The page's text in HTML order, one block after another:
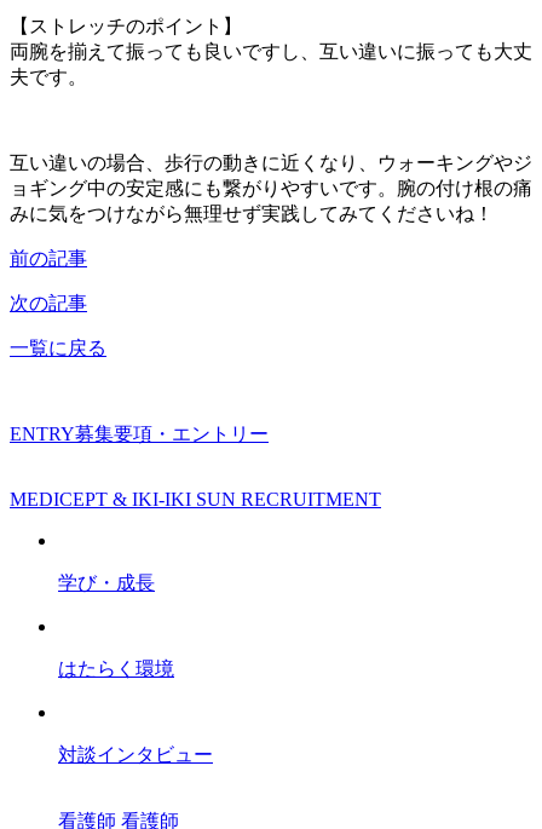
【ストレッチのポイント】
両腕を揃えて振っても良いですし、互い違いに振っても大丈
夫です。
互い違いの場合、歩行の動きに近くなり、ウォーキングやジ
ョギング中の安定感にも繋がりやすいです。腕の付け根の痛
みに気をつけながら無理せず実践してみてくださいね！
前の記事
次の記事
一覧に戻る
ENTRY募集要項・エントリー
MEDICEPT & IKI-IKI SUN RECRUITMENT
学び・成長
はたらく環境
対談インタビュー
看護師 看護師